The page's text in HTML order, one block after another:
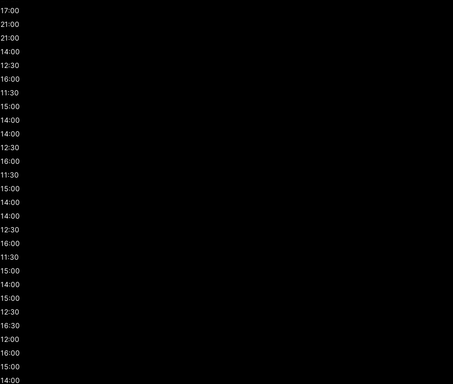
17:00
21:00
21:00
14:00
12:30
16:00
11:30
15:00
14:00
14:00
12:30
16:00
11:30
15:00
14:00
14:00
12:30
16:00
11:30
15:00
14:00
15:00
12:30
16:30
12:00
16:00
15:00
14:00